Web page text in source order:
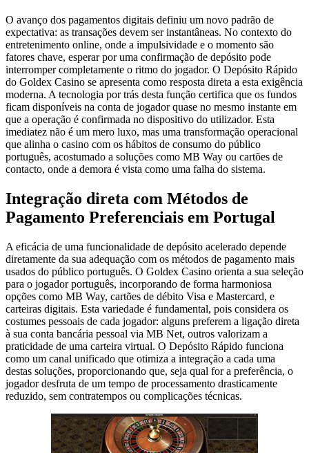
O avanço dos pagamentos digitais definiu um novo padrão de
expectativa: as transações devem ser instantâneas. No contexto do
entretenimento online, onde a impulsividade e o momento são
fatores chave, esperar por uma confirmação de depósito pode
interromper completamente o ritmo do jogador. O Depósito Rápido
do Goldex Casino se apresenta como resposta direta a esta exigência
moderna. A tecnologia por trás desta função certifica que os fundos
ficam disponíveis na conta de jogador quase no mesmo instante em
que a operação é confirmada no dispositivo do utilizador. Esta
imediatez não é um mero luxo, mas uma transformação operacional
que alinha o casino com os hábitos de consumo do público
português, acostumado a soluções como MB Way ou cartões de
contacto, onde a demora é vista como uma falha do sistema.
Integração direta com Métodos de
Pagamento Preferenciais em Portugal
A eficácia de uma funcionalidade de depósito acelerado depende
diretamente da sua adequação com os métodos de pagamento mais
usados do público português. O Goldex Casino orienta a sua seleção
para o jogador português, incorporando de forma harmoniosa
opções como MB Way, cartões de débito Visa e Mastercard, e
carteiras digitais. Esta variedade é fundamental, pois considera os
costumes pessoais de cada jogador: alguns preferem a ligação direta
à sua conta bancária pessoal via MB Net, outros valorizam a
praticidade de uma carteira virtual. O Depósito Rápido funciona
como um canal unificado que otimiza a integração a cada uma
destas soluções, proporcionando que, seja qual for a preferência, o
jogador desfruta de um tempo de processamento drasticamente
reduzido, sem contratempos ou complicações técnicas.